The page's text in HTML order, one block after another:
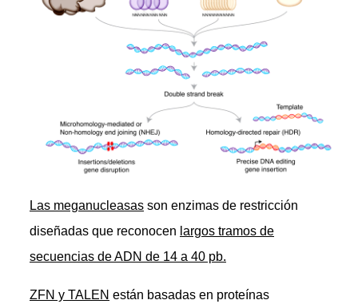
Las meganucleasas son enzimas de restricción
diseñadas que reconocen largos tramos de
secuencias de ADN de 14 a 40 pb.
ZFN y TALEN están basadas en proteínas